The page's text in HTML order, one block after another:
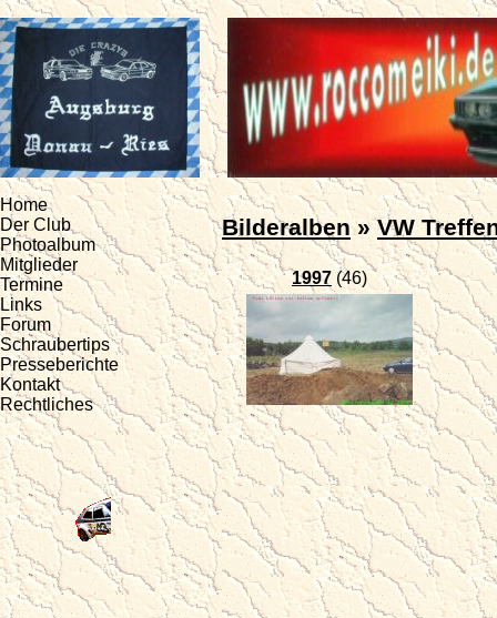
Bilderalben»VW
1997 (46)
Home
Der Club
Photoalbum
Mitglieder
Termine
Links
Forum
Schraubertips
Presseberichte
Kontakt
Rechtliches